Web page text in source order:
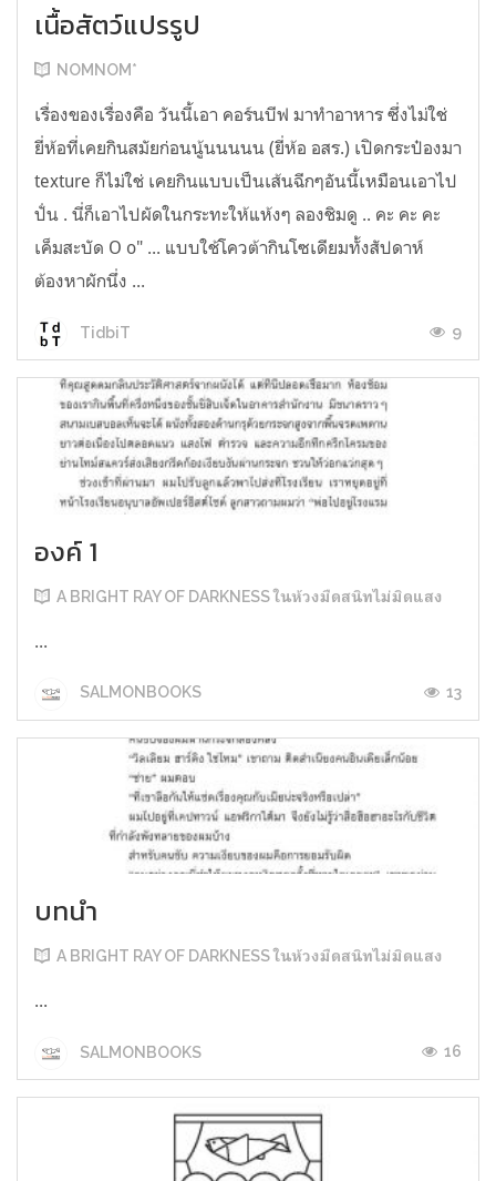
เนื้อสัตว์แปรรูป
NOMNOM*
เรื่องของเรื่องคือ วันนี้เอา คอร์นบีฟ มาทำอาหาร ซึ่งไม่ใช่
ยี่ห้อที่เคยกินสมัยก่อนนู้นนนนน (ยี่ห้อ อสร.) เปิดกระป๋องมา
texture ก็ไม่ใช่ เคยกินแบบเป็นเส้นฉีกๆอันนี้เหมือนเอาไป
ปั่น . นี่ก็เอาไปผัดในกระทะให้แห้งๆ ลองชิมดู .. คะ คะ คะ
เค็มสะบัด O o" ... แบบใช้โควต้ากินโซเดียมทั้งสัปดาห์
ต้องหาผักนึ่ง ...
TidbiT 9
องค์ 1
A BRIGHT RAY OF DARKNESS ในห้วงมืดสนิทไม่มิดแสง
...
SALMONBOOKS 13
บทนำ
A BRIGHT RAY OF DARKNESS ในห้วงมืดสนิทไม่มิดแสง
...
SALMONBOOKS 16